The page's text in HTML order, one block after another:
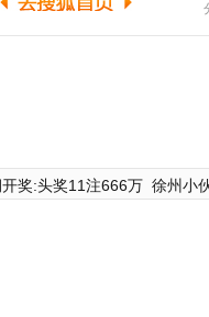
奖:头奖11注666万 徐州小